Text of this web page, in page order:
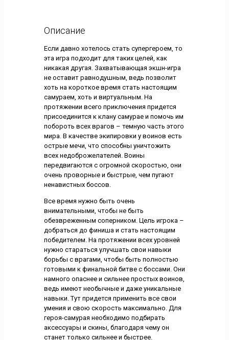
Описание
Если давно хотелось стать супергероем, то
эта игра подходит для таких целей, как
никакая другая. Захватывающая экшн-игра
не оставит равнодушным, ведь позволит
хоть на короткое время стать настоящим
самураем, хоть и виртуальным. На
протяжении всего приключения придется
присоединится к клану самурае и помочь им
побороть всех врагов – темную часть этого
мира. В качестве экипировки у воинов есть
острые мечи, что способны уничтожить
всех недоброжелателей. Воины
передвигаются с огромной скоростью, они
очень проворные и быстрые, чем пугают
ненавистных боссов.
Все время нужно быть очень
внимательными, чтобы не быть
обезвреженным соперником. Цель игрока –
добраться до финиша и стать настоящим
победителем. На протяжении всех уровней
нужно стараться улучшать свои навыки
борьбы с врагами, чтобы быть полностью
готовыми к финальной битве с боссами. Они
намного опаснее и сильнее простых воинов,
ведь имеют необычные и даже уникальные
навыки. Тут придется применить все свои
умения и свою скорость максимально. Для
героя-самурая необходимо подбирать
аксессуары и скины, благодаря чему он
станет только сильнее и быстрее.